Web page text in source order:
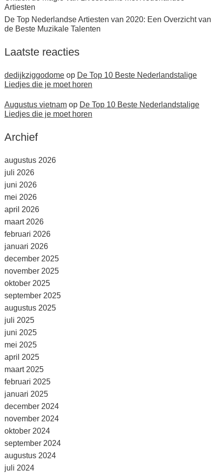
Artiesten
De Top Nederlandse Artiesten van 2020: Een Overzicht van
de Beste Muzikale Talenten
Laatste reacties
dedijkziggodomeop De Top 10 Beste Nederlandstalige
Liedjes die je moet horen
Augustus vietnamop De Top 10 Beste Nederlandstalige
Liedjes die je moet horen
Archief
augustus 2026
juli 2026
juni 2026
mei 2026
april 2026
maart 2026
februari 2026
januari 2026
december 2025
november 2025
oktober 2025
september 2025
augustus 2025
juli 2025
juni 2025
mei 2025
april 2025
maart 2025
februari 2025
januari 2025
december 2024
november 2024
oktober 2024
september 2024
augustus 2024
juli 2024